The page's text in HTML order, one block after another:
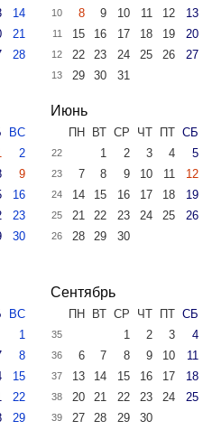
14
21
28
10 8 9 10 11 12 13
11 15 16 17 18 19 20
12 22 23 24 25 26 27
13 29 30 31
ВС
2
9
16
23
30
Июнь
ПН ВТ СР ЧТ ПТ СБ
22 1 2 3 4 5
23 7 8 9 10 11 12
24 14 15 16 17 18 19
25 21 22 23 24 25 26
26 28 29 30
ВС
1
8
15
22
29
Сентябрь
ПН ВТ СР ЧТ ПТ СБ
35 1 2 3 4
36 6 7 8 9 10 11
37 13 14 15 16 17 18
38 20 21 22 23 24 25
39 27 28 29 30